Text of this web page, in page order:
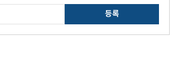
등록